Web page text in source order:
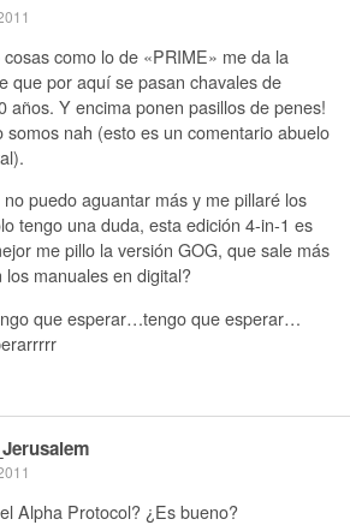
como lo de «PRIME» me da la
que por aquí se pasan chavales de
años. Y encima ponen pasillos de penes!
somos nah (esto es un comentario abuelo
puedo aguantar más y me pillaré los
tengo una duda, esta edición 4-in-1 es
me pillo la versión GOG, que sale más
los manuales en digital?
que esperar…tengo que esperar…
Alpha Protocol? ¿Es bueno?